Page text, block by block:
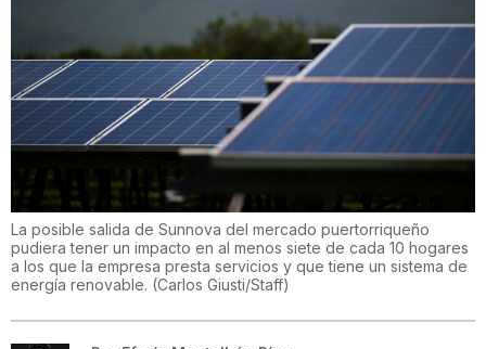
La posible salida de Sunnova del mercado puertorriqueño
pudiera tener un impacto en al menos siete de cada 10 hogares
a los que la empresa presta servicios y que tiene un sistema de
energía renovable. (Carlos Giusti/Staff)